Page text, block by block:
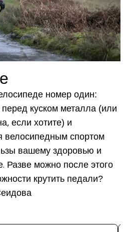
номер один:
перед куском металла (или
если хотите) и
велосипедным спортом
вашему здоровью и
Разве можно после этого
крутить педали?